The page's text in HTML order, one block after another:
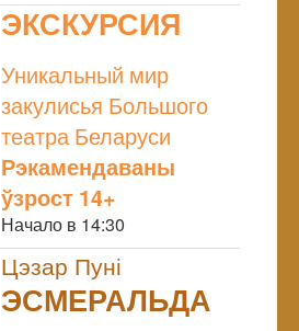
ЭКСКУРСИЯ
Уникальный мир
закулисья Большого
театра Беларуси
Рэкамендаваны
ўзрост 14+
Начало в 14:30
Цэзар Пуні
ЭСМЕРАЛЬДА